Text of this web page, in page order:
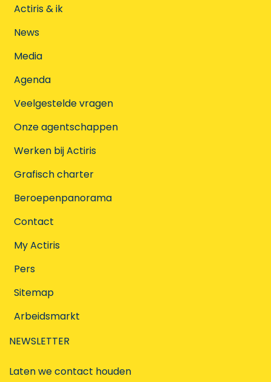
Actiris & ik
News
Media
Agenda
Veelgestelde vragen
Onze agentschappen
Werken bij Actiris
Grafisch charter
Beroepenpanorama
Contact
My Actiris
Pers
Sitemap
Arbeidsmarkt
NEWSLETTER
Laten we contact houden